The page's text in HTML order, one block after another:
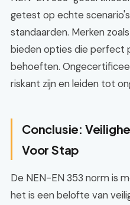
getest op echte
standaarden. Merken
bieden opties die perfect
behoeften.
riskant zijn en leiden tot
Conclusie:
Voor Stap
De NEN-EN 353 norm is
het is een belofte van